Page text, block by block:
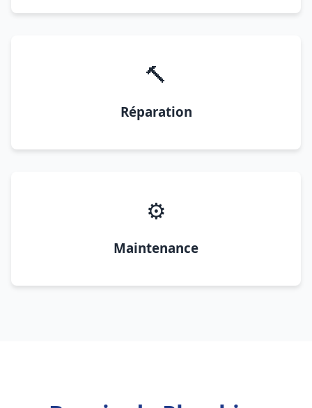
🔨
Réparation
⚙️
Maintenance